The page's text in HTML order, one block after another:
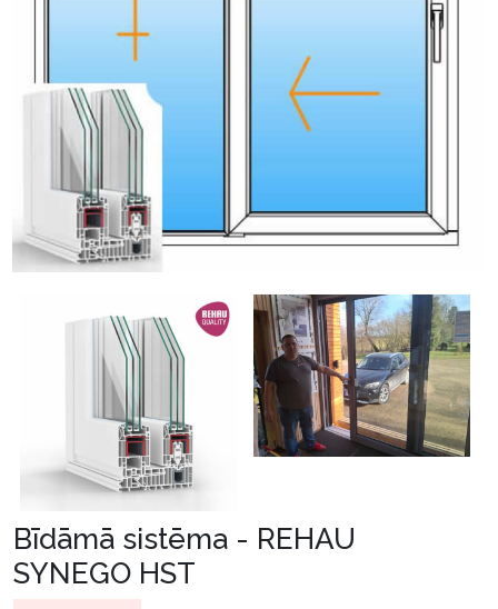
Bīdāmā sistēma - REHAU
SYNEGO HST